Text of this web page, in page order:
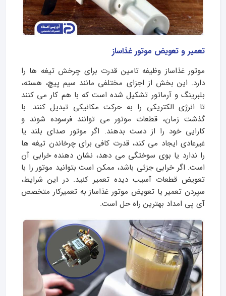
تعمیر و تعویض موتور غذاساز
موتور غذاساز وظیفه تامین قدرت برای چرخش تیغه ها را
دارد. این بخش از اجزای مختلفی مانند سیم پیچ، هسته،
بلبرینگ و آرماتور تشکیل شده است که با هم کار می کنند
تا انرژی الکتریکی را به حرکت مکانیکی تبدیل کنند. با
گذشت زمان، قطعات موتور می توانند فرسوده شوند و
کارایی خود را از دست بدهند. اگر موتور صدای بلند یا
غیرعادی ایجاد می کند، قدرت کافی برای چرخاندن تیغه ها
را ندارد یا بوی سوختگی می دهد، نشان دهنده خرابی آن
است. اگر خرابی جزئی باشد، ممکن است بتوانید موتور را با
تعویض قطعات آسیب دیده تعمیر کنید. در این شرایط،
سپردن تعمیر یا تعویض موتور غذاساز به تعمیرکار متخصص
آی پی امداد بهترین راه حل است.